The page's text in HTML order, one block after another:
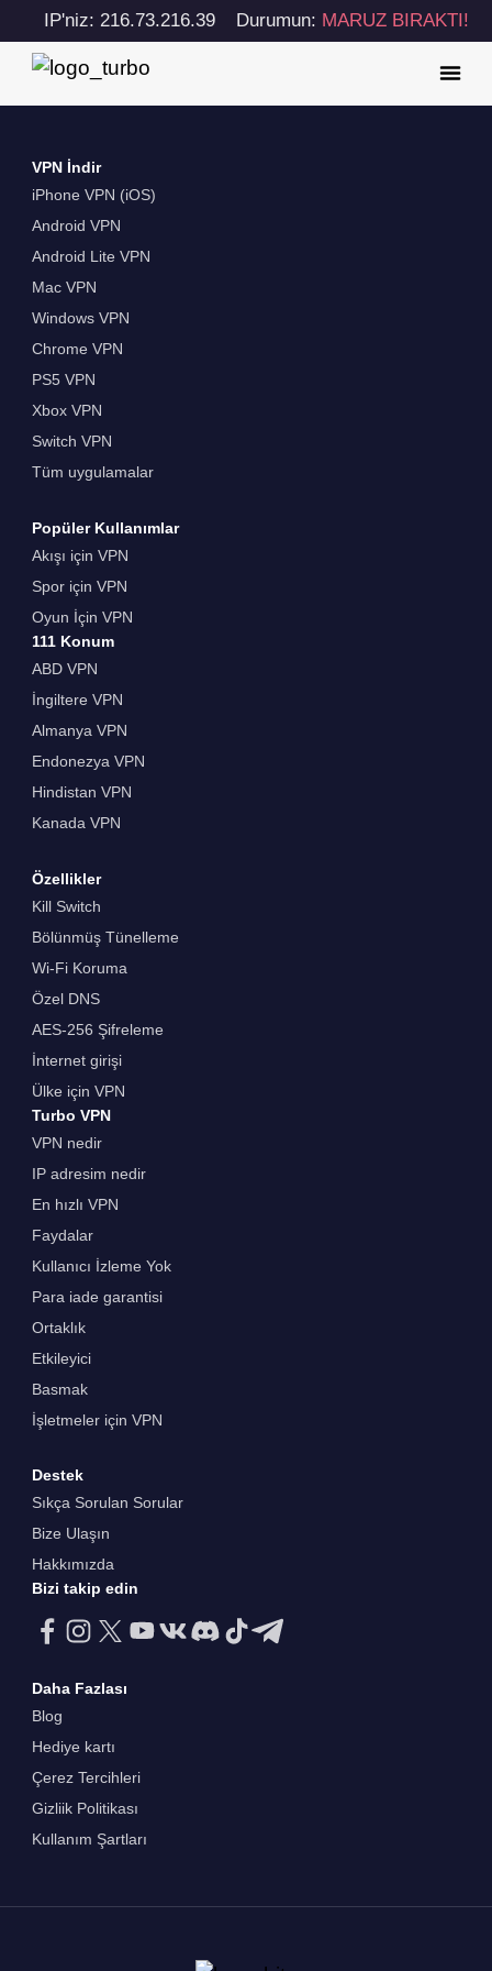
IP'niz: 216.73.216.39 Durumun: MARUZ BIRAKTI!
VPN İndir
iPhone VPN (iOS)
Android VPN
Android Lite VPN
Mac VPN
Windows VPN
Chrome VPN
PS5 VPN
Xbox VPN
Switch VPN
Tüm uygulamalar
Popüler Kullanımlar
Akışı için VPN
Spor için VPN
Oyun İçin VPN
111 Konum
ABD VPN
İngiltere VPN
Almanya VPN
Endonezya VPN
Hindistan VPN
Kanada VPN
Özellikler
Kill Switch
Bölünmüş Tünelleme
Wi-Fi Koruma
Özel DNS
AES-256 Şifreleme
İnternet girişi
Ülke için VPN
Turbo VPN
VPN nedir
IP adresim nedir
En hızlı VPN
Faydalar
Kullanıcı İzleme Yok
Para iade garantisi
Ortaklık
Etkileyici
Basmak
İşletmeler için VPN
Destek
Sıkça Sorulan Sorular
Bize Ulaşın
Hakkımızda
Bizi takip edin
Daha Fazlası
Blog
Hediye kartı
Çerez Tercihleri
Gizliik Politikası
Kullanım Şartları